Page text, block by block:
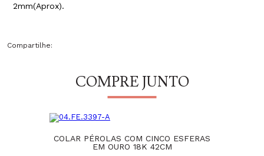
2mm(Aprox).
Compartilhe:
COMPRE JUNTO
COLAR PÉROLAS COM CINCO ESFERAS
EM OURO 18K 42CM